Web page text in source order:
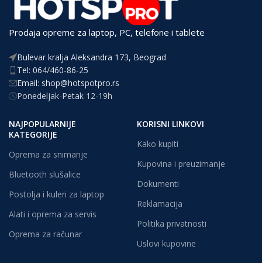
Prodaja opreme za laptop, PC, telefone i tablete
Bulevar kralja Aleksandra 173, Beograd
Tel: 064/460-86-25
Email: shop@hotspotpro.rs
Ponedeljak-Petak 12-19h
NAJPOPULARNIJE
KATEGORIJE
Oprema za snimanje
Bluetooth slušalice
Postolja i kuleri za laptop
Alati i oprema za servis
Oprema za računar
KORISNI LINKOVI
Kako kupiti
Kupovina i preuzimanje
Dokumenti
Reklamacija
Politika privatnosti
Uslovi kupovine